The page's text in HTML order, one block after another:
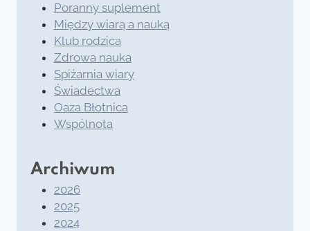
Poranny suplement
Między wiarą a nauką
Klub rodzica
Zdrowa nauka
Spiżarnia wiary
Świadectwa
Oaza Błotnica
Wspólnota
Archiwum
2026
2025
2024